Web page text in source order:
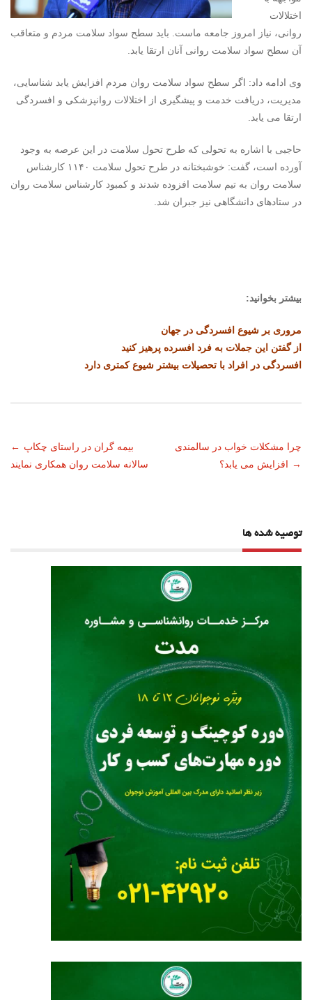
اختلالات
روانی، نیاز امروز جامعه ماست. باید سطح سواد سلامت مردم و متعاقب
آن سطح سواد سلامت روانی آنان ارتقا یابد.
وی ادامه داد: اگر سطح سواد سلامت روان مردم افزایش یابد شناسایی،
مدیریت، دریافت خدمت و پیشگیری از اختلالات روانپزشکی و افسردگی
ارتقا می یابد.
حاجبی با اشاره به تحولی که طرح تحول سلامت در این عرصه به وجود
آورده است، گفت: خوشبختانه در طرح تحول سلامت ۱۱۴۰ کارشناس
سلامت روان به تیم سلامت افزوده شدند و کمبود کارشناس سلامت روان
در ستادهای دانشگاهی نیز جبران شد.
بیشتر بخوانید:
مروری بر شیوع افسردگی در جهان
از گفتن این جملات به فرد افسرده پرهیز کنید
افسردگی در افراد با تحصیلات بیشتر شیوع کمتری دارد
ناوبری
نوشته
← بیمه گران در راستای چکاپ
سالانه سلامت روان همکاری نمایند
چرا مشکلات خواب در سالمندی
افزایش می یابد؟ →
توصیه شده ها